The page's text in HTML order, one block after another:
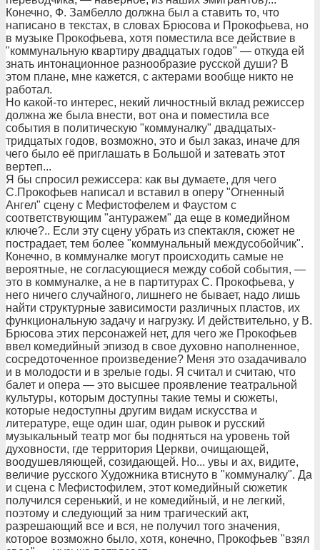
Конечно, Ф. Замбелло должна был а ставить то, что
написано в текстах, в словах Брюсова и Прокофьева, но
в музыке Прокофьева, хотя поместила все действие в
"коммунальную квартиру двадцатых годов" — откуда ей
знать интонационное разнообразие русской души? В
этом плане, мне кажется, с актерами вообще никто не
работал.
Но какой-то интерес, некий личностный вклад режиссер
должна же была внести, вот она и поместила все
события в политическую "коммуналку" двадцатых-
тридцатых годов, возможно, это и был заказ, иначе для
чего было её приглашать в Большой и затевать этот
вертеп...
Я бы спросил режиссера: как вы думаете, для чего
С.Прокофьев написал и вставил в оперу "Огненный
Ангел" сцену с Мефистофелем и Фаустом с
соответствующим "антуражем" да еще в комедийном
ключе?.. Если эту сцену убрать из спектакля, сюжет не
пострадает, тем более "коммунальный междусобойчик".
Конечно, в коммуналке могут происходить самые не
вероятные, не согласующиеся между собой события, —
это в коммуналке, а не в партитурах С. Прокофьева, у
него ничего случайного, лишнего не бывает, надо лишь
найти структурные зависимости различных пластов, их
функциональную задачу и нагрузку. И действительно, у В.
Брюсова этих персонажей нет, для чего же Прокофьев
ввел комедийный эпизод в свое духовно наполненное,
сосредоточенное произведение? Меня это озадачивало
и в молодости и в зрелые годы. Я считал и считаю, что
балет и опера — это высшее проявление театральной
культуры, которым доступны такие темы и сюжеты,
которые недоступны другим видам искусства и
литературе, еще один шаг, один рывок и русский
музыкальный театр мог бы подняться на уровень той
духовности, где территория Церкви, очищающей,
воодушевляющей, созидающей. Но... увы и ах, видите,
величие русского Художника втиснуто в "коммуналку". Да
и сцена с Мефистофилем, этот комедийный сюжетик
получился серенький, и не комедийный, и не легкий,
поэтому и следующий за ним трагический акт,
разрешающий все и вся, не получил того значения,
которое возможно было, хотя, конечно, Прокофьев "взял